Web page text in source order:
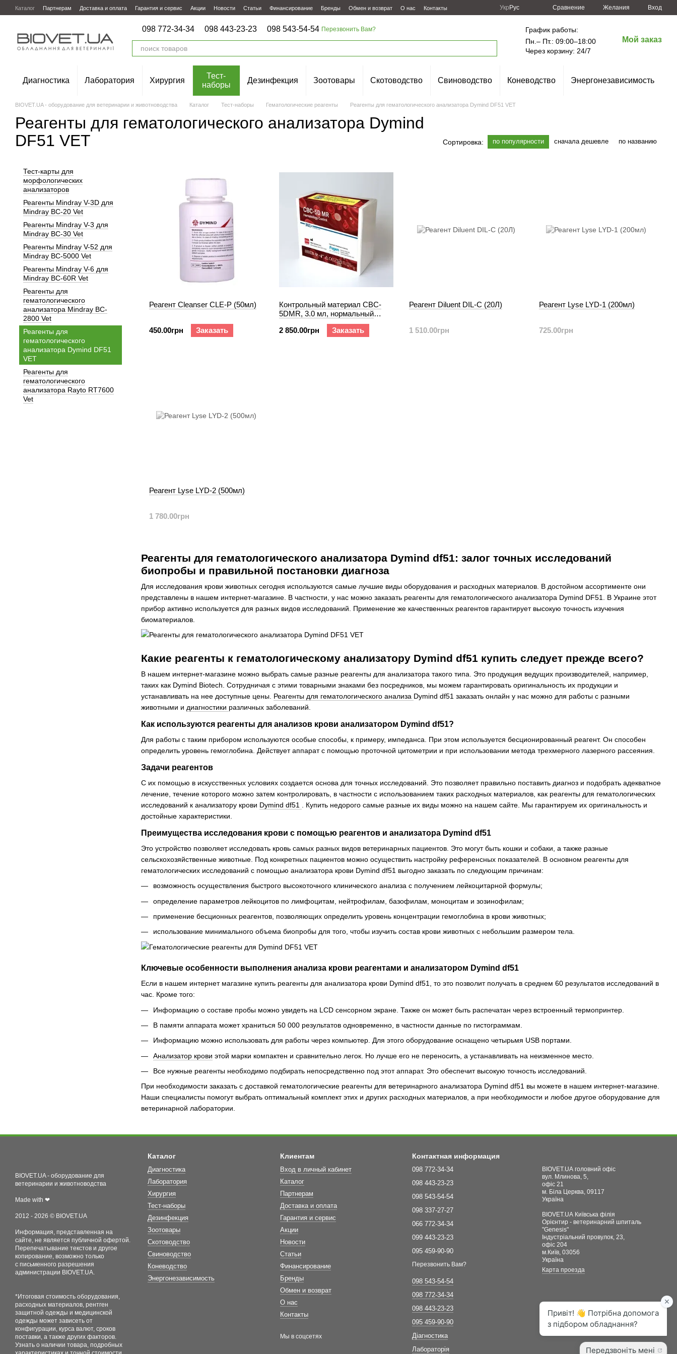
Перейти к основному контенту
Каталог Партнерам Доставка и оплата Гарантия и сервис Акции Новости Статьи Финансирование Бренды Обмен и возврат О нас Контакты Укр Рус Сравнение Желания Вход
098 772-34-34 098 443-23-23 098 543-54-54 Перезвонить Вам?
График работы:
Пн.– Пт.: 09:00–18:00
Через корзину: 24/7
Мой заказ
Диагностика Лаборатория Хирургия
Тест-
наборы
Дезинфекция Зоотовары Скотоводство Свиноводство Коневодство Энергонезависимость
BIOVET.UA - оборудование для ветеринарии и животноводства Каталог Тест-наборы Гематологические реагенты Реагенты для гематологического анализатора Dymind DF51 VET
Реагенты для гематологического анализатора Dymind
DF51 VET
Сортировка: по популярности сначала дешевле по названию
Реагенты для гематологического анализатора Dymind df51: залог точных исследований
биопробы и правильной постановки диагноза
Для исследования крови животных сегодня используются самые лучшие виды оборудования и расходных материалов. В достойном ассортименте они
представлены в нашем интернет-магазине. В частности, у нас можно заказать реагенты для гематологического анализатора Dymind DF51. В Украине этот
прибор активно используется для разных видов исследований. Применение же качественных реагентов гарантирует высокую точность изучения
биоматериалов.
Какие реагенты к гематологическому анализатору Dymind df51 купить следует прежде всего?
В нашем интернет-магазине можно выбрать самые разные реагенты для анализатора такого типа. Это продукция ведущих производителей, например,
таких как Dymind Biotech. Сотрудничая с этими товарными знаками без посредников, мы можем гарантировать оригинальность их продукции и
устанавливать на нее доступные цены. Реагенты для гематологического анализа Dymind df51 заказать онлайн у нас можно для работы с разными
животными и диагностики различных заболеваний.
Как используются реагенты для анализов крови анализатором Dymind df51?
Для работы с таким прибором используются особые способы, к примеру, импеданса. При этом используется бесционированный реагент. Он способен
определить уровень гемоглобина. Действует аппарат с помощью проточной цитометрии и при использовании метода трехмерного лазерного рассеяния.
Задачи реагентов
С их помощью в искусственных условиях создается основа для точных исследований. Это позволяет правильно поставить диагноз и подобрать адекватное
лечение, течение которого можно затем контролировать, в частности с использованием таких расходных материалов, как реагенты для гематологических
исследований к анализатору крови Dymind df51
. Купить недорого самые разные их виды можно на нашем сайте. Мы гарантируем их оригинальность и
достойные характеристики.
Преимущества исследования крови с помощью реагентов и анализатора Dymind df51
Это устройство позволяет исследовать кровь самых разных видов ветеринарных пациентов. Это могут быть кошки и собаки, а также разные
сельскохозяйственные животные. Под конкретных пациентов можно осуществить настройку референсных показателей. В основном реагенты для
гематологических исследований с помощью анализатора крови Dymind df51 выгодно заказать по следующим причинам:
возможность осуществления быстрого высокоточного клинического анализа с получением лейкоцитарной формулы;
определение параметров лейкоцитов по лимфоцитам, нейтрофилам, базофилам, моноцитам и зозинофилам;
применение бесционных реагентов, позволяющих определить уровень концентрации гемоглобина в крови животных;
использование минимального объема биопробы для того, чтобы изучить состав крови животных с небольшим размером тела.
Ключевые особенности выполнения анализа крови реагентами и анализатором Dymind df51
Если в нашем интернет магазине купить реагенты для анализатора крови Dymind df51, то это позволит получать в среднем 60 результатов исследований в
час. Кроме того:
Информацию о составе пробы можно увидеть на LCD сенсорном экране. Также он может быть распечатан через встроенный термопринтер.
В памяти аппарата может храниться 50 000 результатов одновременно, в частности данные по гистограммам.
Информацию можно использовать для работы через компьютер. Для этого оборудование оснащено четырьмя USB портами.
Анализатор крови этой марки компактен и сравнительно легок. Но лучше его не переносить, а устанавливать на неизменное место.
Все нужные реагенты необходимо подбирать непосредственно под этот аппарат. Это обеспечит высокую точность исследований.
При необходимости заказать с доставкой гематологические реагенты для ветеринарного анализатора Dymind df51 вы можете в нашем интернет-магазине.
Наши специалисты помогут выбрать оптимальный комплект этих и других расходных материалов, а при необходимости и любое другое оборудование для
ветеринарной лаборатории.
Реагент Cleanser CLE-P (50мл)
450.00грн Заказать
Контрольный материал CBC-
5DMR, 3.0 мл, нормальный
2 850.00грн
Заказать
Реагент Diluent DIL-C (20Л)
1 510.00грн
Реагент Lyse LYD-1 (200мл)
725.00грн
Реагент Lyse LYD-2 (500мл)
1 780.00грн
Тест-карты для
морфологических
анализаторов
Реагенты Mindray V-3D для
Mindray BC-20 Vet
Реагенты Mindray V-3 для
Mindray BC-30 Vet
Реагенты Mindray V-52 для
Mindray BC-5000 Vet
Реагенты Mindray V-6 для
Mindray BC-60R Vet
Реагенты для
гематологического
анализатора Mindray BC-
2800 Vet
Реагенты для
гематологического
анализатора Dymind DF51
VET
Реагенты для
гематологического
анализатора Rayto RT7600
Vet
BIOVET.UA - оборудование для
ветеринарии и животноводства
Made with ❤
2012 - 2026 © BIOVET.UA
Информация, представленная на
сайте, не является публичной офертой.
Перепечатывание текстов и другое
копирование, возможно только
с письменного разрешения
администрации BIOVET.UA.
*Итоговая стоимость оборудования,
расходных материалов, рентген
защитной одежды и медицинской
одежды может зависеть от
конфигурации, курса валют, сроков
поставки, а также других факторов.
Узнать о наличии товара, подробных
Каталог
Диагностика
Лаборатория
Хирургия
Тест-наборы
Дезинфекция
Зоотовары
Скотоводство
Свиноводство
Коневодство
Энергонезависимость
Клиентам
Вход в личный кабинет
Каталог
Партнерам
Доставка и оплата
Гарантия и сервис
Акции
Новости
Статьи
Финансирование
Бренды
Обмен и возврат
О нас
Контакты
Мы в соцсетях
Контактная информация
098 772-34-34
098 443-23-23
098 543-54-54
098 337-27-27
066 772-34-34
099 443-23-23
095 459-90-90
Перезвонить Вам?
098 543-54-54
098 772-34-34
098 443-23-23
095 459-90-90
Діагностика
Лабораторія
BIOVET.UA головний офіс
вул. Млинова, 5,
офіс 21
м. Біла Церква, 09117
Україна
BIOVET.UA Київська філія
Орієнтир - ветеринарний шпиталь
"Genesis"
Індустріальний провулок, 23,
офіс 204
м.Київ, 03056
Україна
Карта проезда